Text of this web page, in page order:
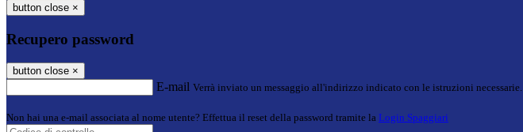
button close ×
Recupero password
button close ×
E-mail Verrà inviato un messaggio all'indirizzo indicato con le istruzioni necessarie.
Non hai una e-mail associata al nome utente? Effettua il reset della password tramite la Login Spaggiari